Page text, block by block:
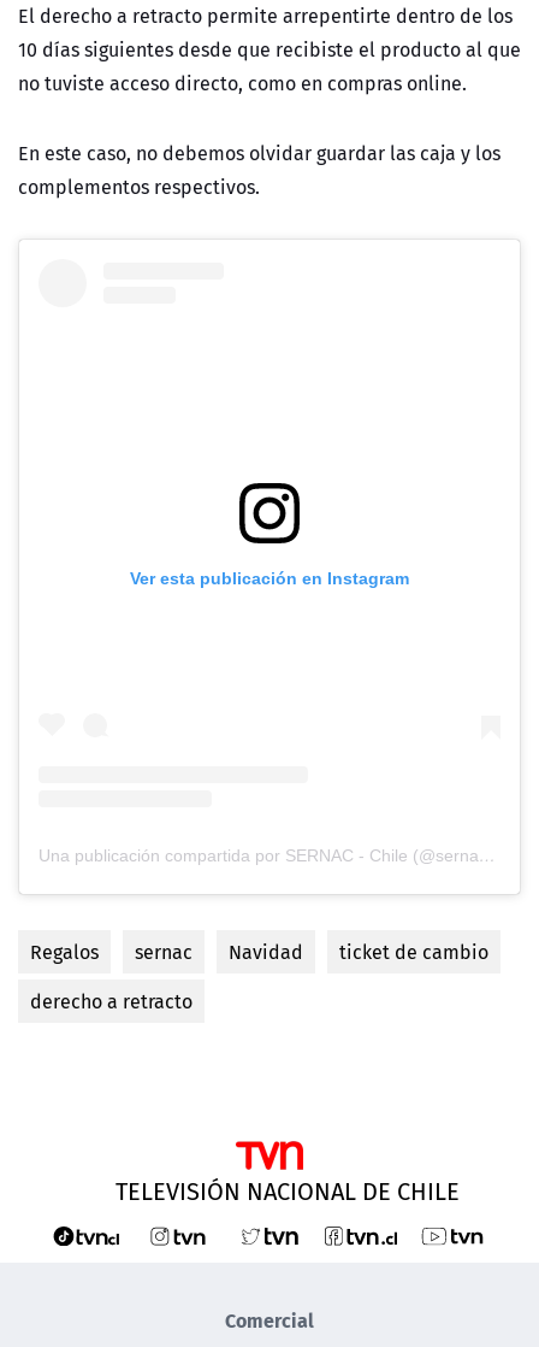
El derecho a retracto permite arrepentirte dentro de los
10 días siguientes desde que recibiste el producto al que
no tuviste acceso directo, como en compras online.
En este caso, no debemos olvidar guardar las caja y los
complementos respectivos.
Ver esta publicación en Instagram
Una publicación compartida por SERNAC - Chile (@sernac_chile)
Regalos sernac Navidad
ticket de cambio
derecho a retracto
TELEVISIÓN NACIONAL DE CHILE
Comercial